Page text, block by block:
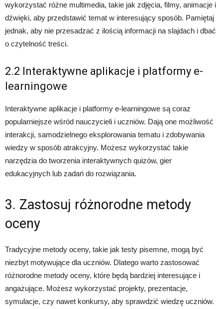
wykorzystać różne multimedia, takie jak zdjęcia, filmy, animacje i
dźwięki, aby przedstawić temat w interesujący sposób. Pamiętaj
jednak, aby nie przesadzać z ilością informacji na slajdach i dbać
o czytelność treści.
2.2 Interaktywne aplikacje i platformy e-
learningowe
Interaktywne aplikacje i platformy e-learningowe są coraz
popularniejsze wśród nauczycieli i uczniów. Dają one możliwość
interakcji, samodzielnego eksplorowania tematu i zdobywania
wiedzy w sposób atrakcyjny. Możesz wykorzystać takie
narzędzia do tworzenia interaktywnych quizów, gier
edukacyjnych lub zadań do rozwiązania.
3. Zastosuj różnorodne metody
oceny
Tradycyjne metody oceny, takie jak testy pisemne, mogą być
niezbyt motywujące dla uczniów. Dlatego warto zastosować
różnorodne metody oceny, które będą bardziej interesujące i
angażujące. Możesz wykorzystać projekty, prezentacje,
symulacje, czy nawet konkursy, aby sprawdzić wiedzę uczniów.